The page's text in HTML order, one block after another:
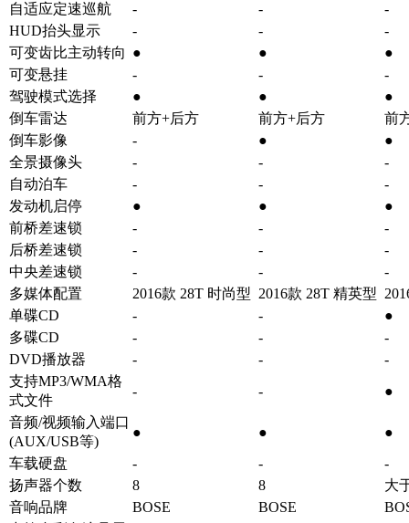
自适应定速巡航
- -
-
HUD抬头显示
- -
-
可变齿比主动转向 ● ●
●
可变悬挂
- -
-
驾驶模式选择
● ●
●
倒车雷达
前方+后方 前方+后方
前
倒车影像
- ●
●
全景摄像头
- -
-
自动泊车
- -
-
发动机启停
● ●
●
前桥差速锁
- -
-
后桥差速锁
- -
-
中央差速锁
- -
-
多媒体配置
2016款 28T 时尚型 2016款 28T 精英型
单碟CD
- -
●
多碟CD
- -
-
DVD播放器
- -
-
支持MP3/WMA格
式文件
- -
●
音频/视频输入端口
(AUX/USB等)
● ●
●
车载硬盘
- -
-
扬声器个数
8 8
大
音响品牌
BOSE BOSE